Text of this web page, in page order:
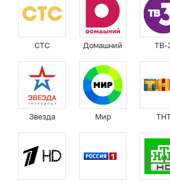
СТС Домашний ТВ-
Звезда Мир